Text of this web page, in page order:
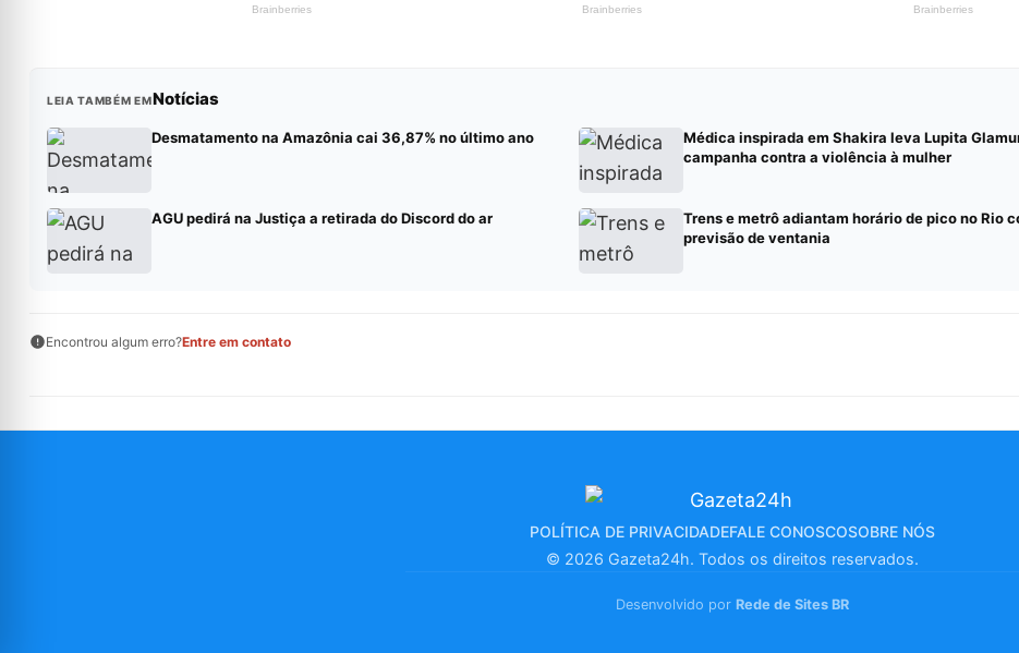
LEIA TAMBÉM EMNotícias
Desmatamento na Amazônia cai 36,87% no último ano
Médica inspirada em Shakira leva Lupita
campanha contra a violência à mulher
AGU pedirá na Justiça a retirada do Discord do ar
Trens e metrô adiantam horário de pico no Rio
previsão de ventania
Encontrou algum erro?Entre em contato
POLÍTICA DE PRIVACIDADEFALE CONOSCOSOBRE NÓS
© 2026 Gazeta24h. Todos os direitos reservados.
Desenvolvido por Rede de Sites BR